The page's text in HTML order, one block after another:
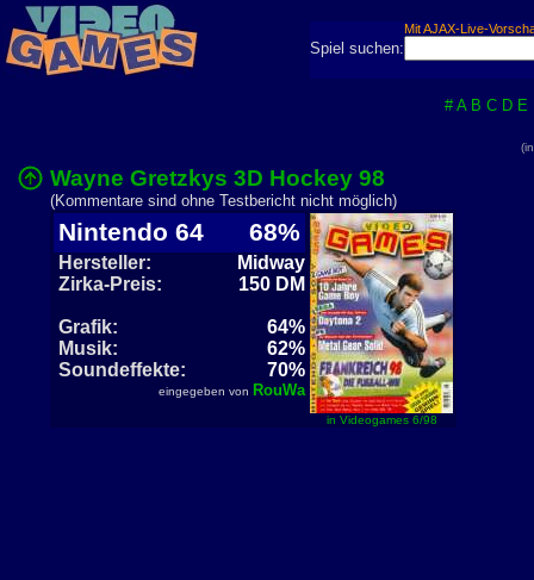
Mit AJAX-Live-
Spiel suchen:
# A B C D E
Wayne Gretzkys 3D Hockey 98
(Kommentare sind ohne Testbericht nicht möglich)
Nintendo 64 68%
Hersteller:
Midway
Zirka-Preis:
150 DM
Grafik:
64%
Musik:
62%
Soundeffekte:
70%
eingegeben von RouWa
in Videogames 6/98